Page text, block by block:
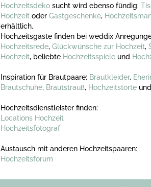
Hochzeitsdeko sucht wird ebenso fündig:
Hochzeit oder Gastgeschenke,
erhältlich.
Hochzeitsgäste finden bei weddix
Hochzeitsrede, Glückwünsche zur Hochzeit,
Hochzeit, beliebte Hochzeitsspiele und
Inspiration für Brautpaare: Brautkleider,
Brautschuhe, Brautstrauß, Hochzeitstorte und
Hochzeitsdienstleister finden:
Locations Hochzeit
Hochzeitsfotograf
Austausch mit anderen Hochzeitspaaren:
Hochzeitsforum